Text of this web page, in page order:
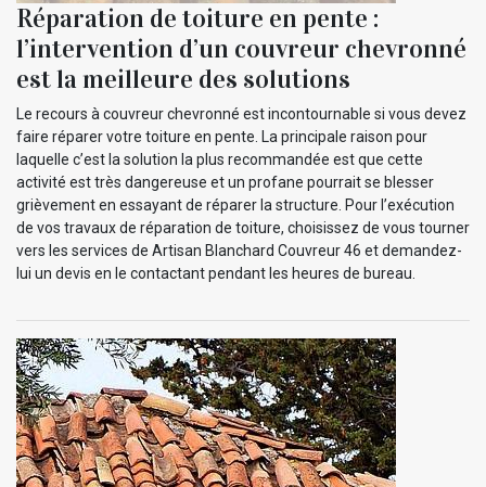
Réparation de toiture en pente :
l’intervention d’un couvreur chevronné
est la meilleure des solutions
Le recours à couvreur chevronné est incontournable si vous devez
faire réparer votre toiture en pente. La principale raison pour
laquelle c’est la solution la plus recommandée est que cette
activité est très dangereuse et un profane pourrait se blesser
grièvement en essayant de réparer la structure. Pour l’exécution
de vos travaux de réparation de toiture, choisissez de vous tourner
vers les services de Artisan Blanchard Couvreur 46 et demandez-
lui un devis en le contactant pendant les heures de bureau.